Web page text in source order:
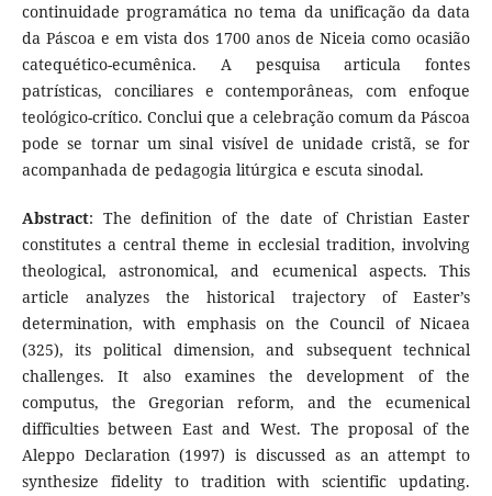
continuidade programática no tema da unificação da data
da Páscoa e em vista dos 1700 anos de Niceia como ocasião
catequético-ecumênica. A pesquisa articula fontes
patrísticas, conciliares e contemporâneas, com enfoque
teológico-crítico. Conclui que a celebração comum da Páscoa
pode se tornar um sinal visível de unidade cristã, se for
acompanhada de pedagogia litúrgica e escuta sinodal.
Abstract: The definition of the date of Christian Easter
constitutes a central theme in ecclesial tradition, involving
theological, astronomical, and ecumenical aspects. This
article analyzes the historical trajectory of Easter’s
determination, with emphasis on the Council of Nicaea
(325), its political dimension, and subsequent technical
challenges. It also examines the development of the
computus, the Gregorian reform, and the ecumenical
difficulties between East and West. The proposal of the
Aleppo Declaration (1997) is discussed as an attempt to
synthesize fidelity to tradition with scientific updating.